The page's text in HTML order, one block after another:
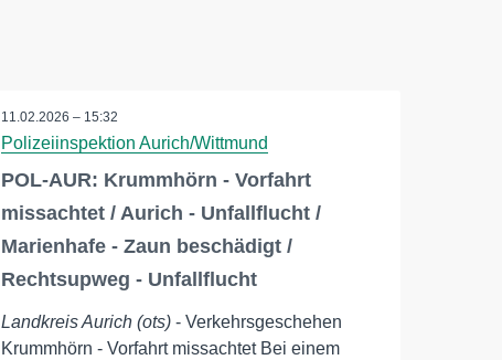
11.02.2026 – 15:32
Polizeiinspektion Aurich/Wittmund
POL-AUR: Krummhörn - Vorfahrt
missachtet / Aurich - Unfallflucht /
Marienhafe - Zaun beschädigt /
Rechtsupweg - Unfallflucht
Landkreis Aurich (ots) - Verkehrsgeschehen
Krummhörn - Vorfahrt missachtet Bei einem